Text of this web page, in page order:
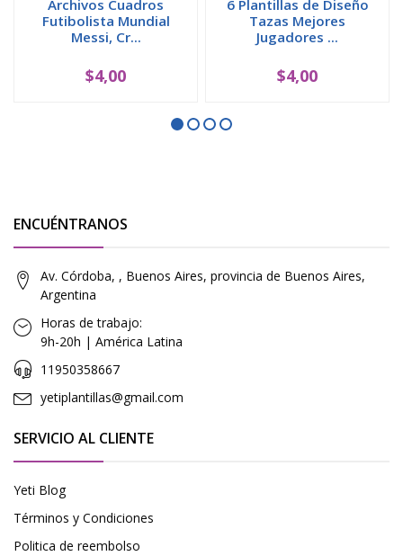
Archivos Cuadros
Futibolista Mundial
Messi, Cr...
$4,00
6 Plantillas de Diseño
Tazas Mejores
Jugadores ...
$4,00
ENCUÉNTRANOS
Av. Córdoba, , Buenos Aires, provincia de Buenos Aires,
Argentina
Horas de trabajo:
9h-20h | América Latina
11950358667
yetiplantillas@gmail.com
SERVICIO AL CLIENTE
Yeti Blog
Términos y Condiciones
Politica de reembolso